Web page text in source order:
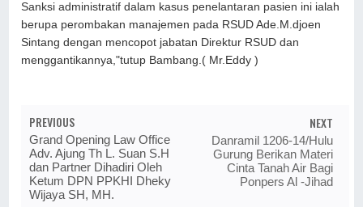
Sanksi administratif dalam kasus penelantaran pasien ini ialah
berupa perombakan manajemen pada RSUD Ade.M.djoen
Sintang dengan mencopot jabatan Direktur RSUD dan
menggantikannya,"tutup Bambang.( Mr.Eddy )
PREVIOUS
Grand Opening Law Office
Adv. Ajung Th L. Suan S.H
dan Partner Dihadiri Oleh
Ketum DPN PPKHI Dheky
Wijaya SH, MH.
NEXT
Danramil 1206-14/Hulu
Gurung Berikan Materi
Cinta Tanah Air Bagi
Ponpers Al -Jihad